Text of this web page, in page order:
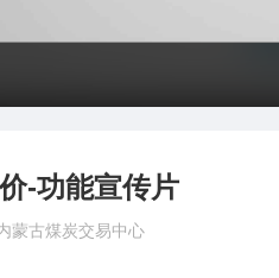
-功能宣传片
蒙古煤炭交易中心